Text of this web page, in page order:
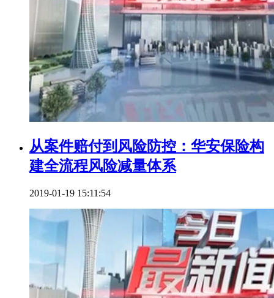
从案件赔付到风险防控：华安保险构
建全流程风险减量体系
2019-01-19 15:11:54